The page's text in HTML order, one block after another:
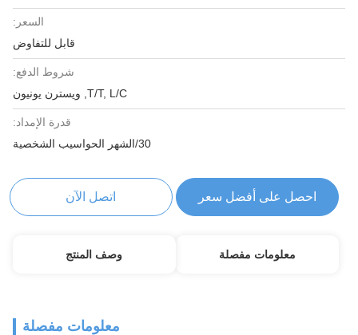
السعر:
قابل للتفاوض
شروط الدفع:
T/T, L/C, ويسترن يونيون
قدرة الإمداد:
30/الشهر الحواسيب الشخصية
احصل على أفضل سعر اتصل الآن
معلومات مفصلة وصف المنتج
معلومات مفصلة